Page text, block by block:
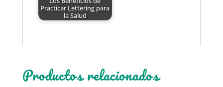
Practicar Lettering para
la Salud
Productos relacionados